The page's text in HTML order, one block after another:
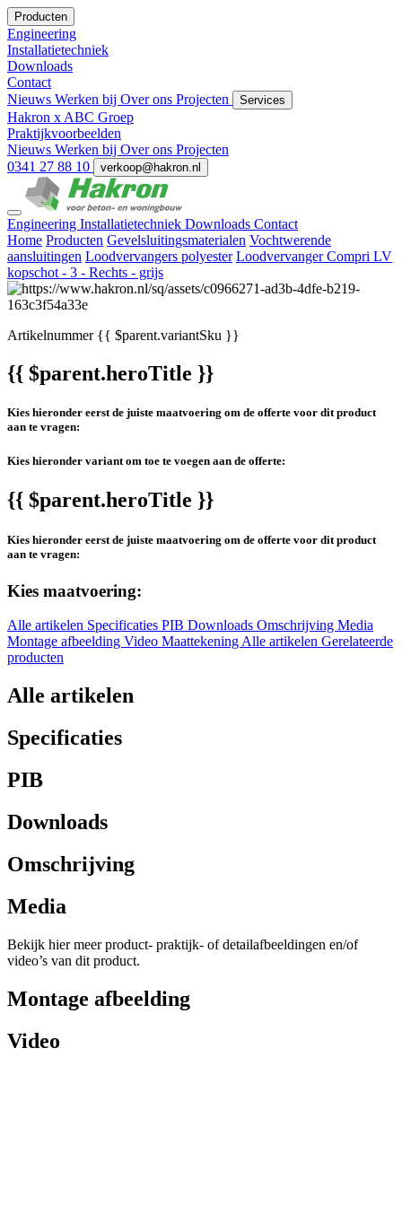
Producten
Engineering
Installatietechniek
Downloads
Contact
Nieuws Werken bij Over ons Projecten Services
Hakron x ABC Groep
Praktijkvoorbeelden
Nieuws Werken bij Over ons Projecten
0341 27 88 10
verkoop@hakron.nl
Engineering Installatietechniek Downloads Contact
Home Producten Gevelsluitingsmaterialen Vochtwerende
aansluitingen Loodvervangers polyester Loodvervanger Compri LV
kopschot - 3 - Rechts - grijs
Artikelnummer{{ $parent.variantSku }}
{{ $parent.heroTitle }}
Kies hieronder eerst de juiste maatvoering om de offerte voor dit product
aan te vragen:
Kies hieronder variant om toe te voegen aan de offerte:
{{ $parent.heroTitle }}
Kies hieronder eerst de juiste maatvoering om de offerte voor dit product
aan te vragen:
Kies maatvoering:
Alle artikelen Specificaties PIB Downloads Omschrijving Media
Montage afbeelding Video MaattekeningAlle artikelen Gerelateerde
producten
Alle artikelen
Specificaties
PIB
Downloads
Omschrijving
Media
Bekijk hier meer product- praktijk- of detailafbeeldingen en/of
video’s van dit product.
Montage afbeelding
Video